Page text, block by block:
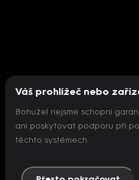
Nepodařilo se
Váš prohlížeč nebo
Bohužel nejsme schopni
ani poskytovat podporu při
těchto systémech.